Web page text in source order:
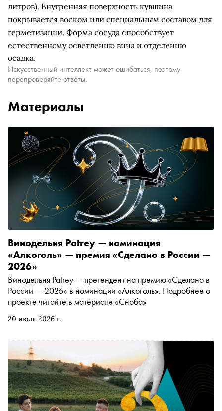
литров). Внутренняя поверхность кувшина
покрывается воском или специальным составом для
герметизации. Форма сосуда способствует
естественному осветлению вина и отделению
осадка.
Искусственный интеллект может ошибаться, поэтому
перепроверяйте ответы.
Материалы
20 июля 2026 г.
Винодельня Patrey — номинация
«Алкоголь» — премия «Сделано в России —
2026»
Винодельня Patrey — претендент на премию «Сделано в
России — 2026» в номинации «Алкоголь». Подробнее о
проекте читайте в материале «Сноба»